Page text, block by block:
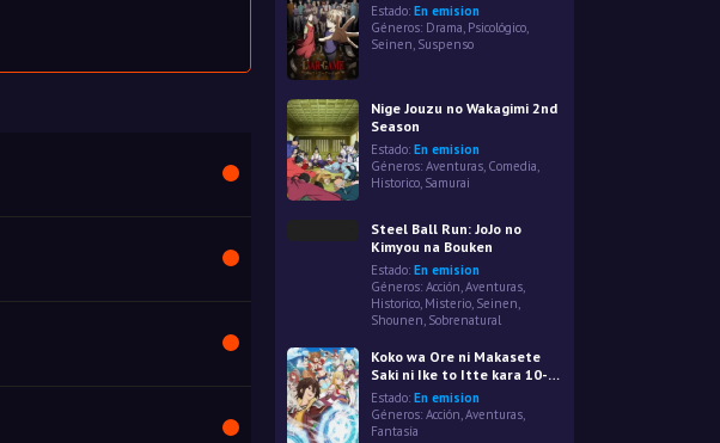
Estado: En emision
Géneros: Drama Psicológico
Seinen Suspenso
Nige Jouzu no Wakagimi 2nd
Season
Estado: En emision
Géneros: Aventuras, Comedia
Historico, Samurai
Steel Ball Run: JoJo no
Kimyou na Bouken
Estado: En emision
Géneros: Acción,Aventuras
Historico, Misterio, Seinen
Shounen, Sobrenatural
Koko wa Ore ni Makasete
Saki ni Ike to Itte kara 10-
nen ga Tattara Densetsu ni
Natteita.
Estado: En emision
Géneros: Acción,Aventuras
Fantasía